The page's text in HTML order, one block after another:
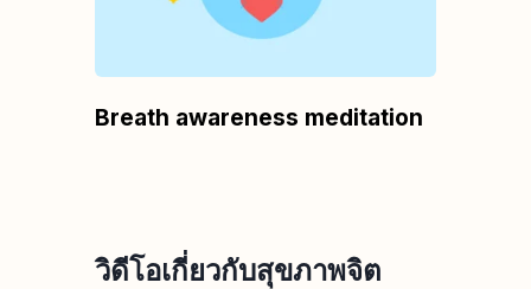
Breath awareness meditation
วิดีโอเกี่ยวกับสุขภาพจิต